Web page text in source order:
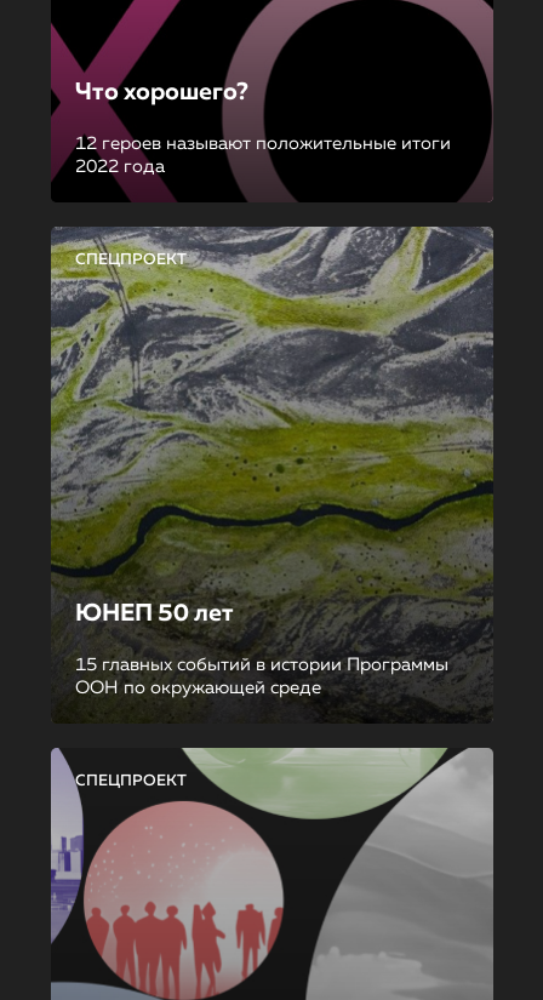
Что хорошего?
12 героев называют положительные итоги
2022 года
СПЕЦПРОЕКТ
ЮНЕП 50 лет
15 главных событий в истории Программы
ООН по окружающей среде
СПЕЦПРОЕКТ